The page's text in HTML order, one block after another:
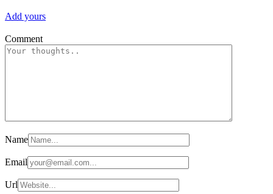
Add yours
Comment
Name
Email
Url